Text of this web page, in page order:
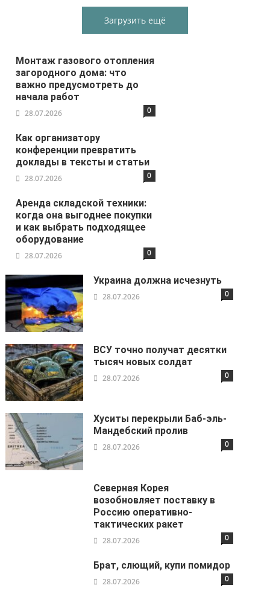
Загрузить ещё
Монтаж газового отопления
загородного дома: что
важно предусмотреть до
начала работ
28.07.2026 0
Как организатору
конференции превратить
доклады в тексты и статьи
28.07.2026 0
Аренда складской техники:
когда она выгоднее покупки
и как выбрать подходящее
оборудование
28.07.2026 0
Украина должна исчезнуть
28.07.2026 0
ВСУ точно получат десятки
тысяч новых солдат
28.07.2026 0
Хуситы перекрыли Баб-эль-
Мандебский пролив
28.07.2026 0
Северная Корея
возобновляет поставку в
Россию оперативно-
тактических ракет
28.07.2026 0
Брат, слющий, купи помидор
28.07.2026 0